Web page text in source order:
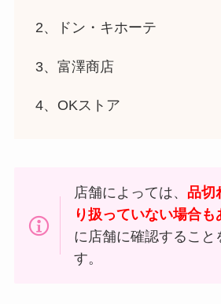
2、ドン・キホーテ
3、富澤商店
4、OKストア
店舗によっては、 品切
り扱っていない場合も
に店舗に確認すること
す。